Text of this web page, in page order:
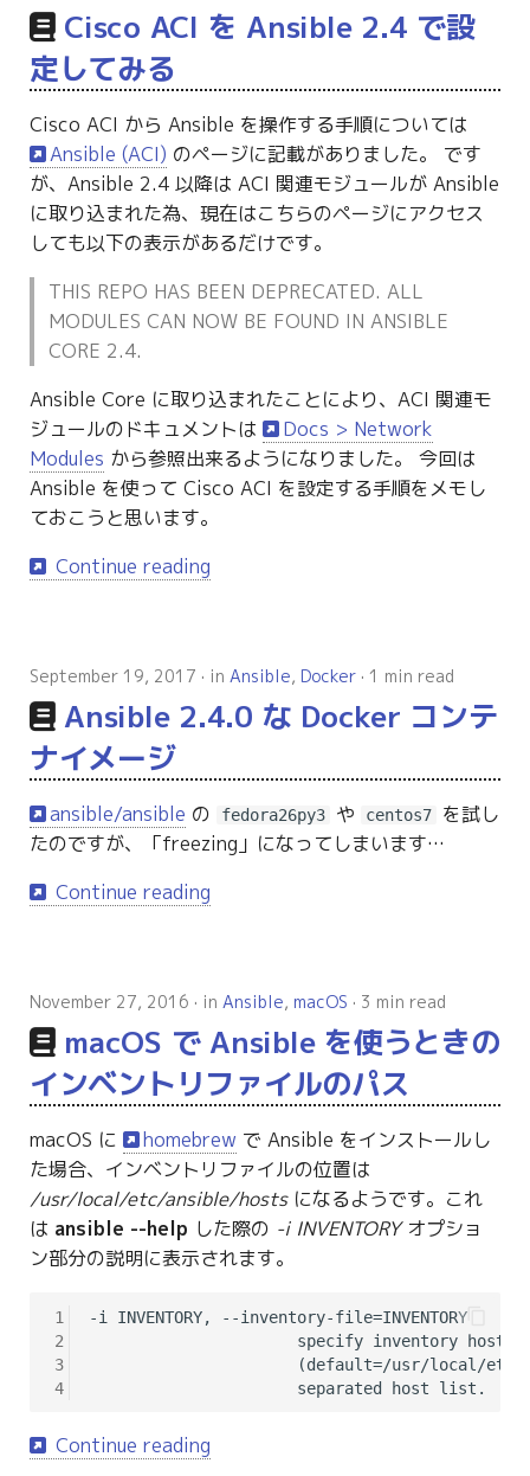
Cisco ACI を Ansible 2.4 で設
定してみる
Cisco ACI から Ansible を操作する手順については
Ansible (ACI) のページに記載がありました。 です
が、Ansible 2.4 以降は ACI 関連モジュールが Ansible
に取り込まれた為、現在はこちらのページにアクセス
しても以下の表示があるだけです。
THIS REPO HAS BEEN DEPRECATED. ALL
MODULES CAN NOW BE FOUND IN ANSIBLE
CORE 2.4.
Ansible Core に取り込まれたことにより、ACI 関連モ
ジュールのドキュメントは
Docs > Network
Modules から参照出来るようになりました。 今回は
Ansible を使って Cisco ACI を設定する手順をメモし
ておこうと思います。
Continue reading
September 19, 2017 in Ansible, Docker 1 min read
Ansible 2.4.0 な Docker コンテ
ナイメージ
ansible/ansible の fedora26py3 や centos7
を試し
たのですが、「freezing」になってしまいます…
Continue reading
November 27, 2016 in Ansible, macOS 3 min read
macOS で Ansible を使うときの
インベントリファイルのパス
macOS に homebrew で Ansible をインストールし
た場合、インベントリファイルの位置は
/usr/local/etc/ansible/hostsになるようです。これ
は ansible --help した際の -i INVENTORYオプショ
ン部分の説明に表示されます。
1
2
3
4
-i INVENTORY, --inventory-file=INVENTORY
specify inventory host
(default=/usr/local/
Continue reading